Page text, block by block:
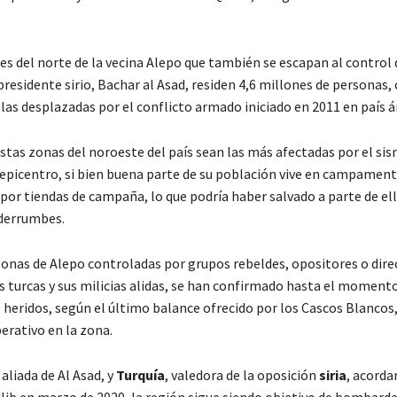
del norte de la vecina Alepo que también se escapan al control
sirio, Bachar al Asad, residen 4,6 millones de personas,
desplazadas por el conflicto armado iniciado en 2011 en país
zonas del noroeste del país sean las más afectadas por el
si bien buena parte de su población vive en
tiendas de campaña, lo que podría haber salvado a parte de
de Alepo controladas por grupos rebeldes, opositores o
turcas y sus milicias alidas, se han confirmado hasta el
según el último balance ofrecido por los Cascos
en la zona.
de Al Asad, yTurquía, valedora de la oposición siria,